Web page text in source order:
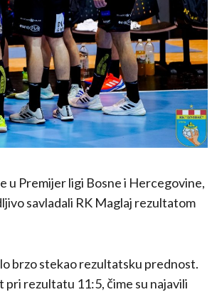
u Premijer ligi Bosne i Hercegovine,
savladali RK Maglaj rezultatom
brzo stekao rezultatsku prednost.
pri rezultatu 11:5, čime su najavili